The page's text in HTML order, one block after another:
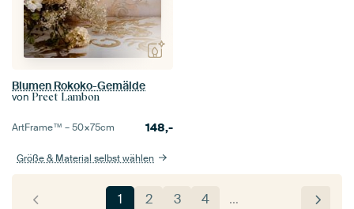
Blumen Rokoko-Gemälde
von Preet Lambon
ArtFrame™ –50×75cm 148,-
Größe & Material selbst wählen
1 2 3 4 …